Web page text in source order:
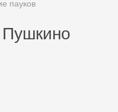
пауков
Пушкино